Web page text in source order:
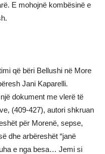
E mohojnë kombësinë e
që bëri Bellushi në More
Jani Kaparelli.
dokument me vlerë të
(409-427), autori shkruan
për Morenë, sepse,
dhe arbëreshët “janë
e nga besa… Jemi si